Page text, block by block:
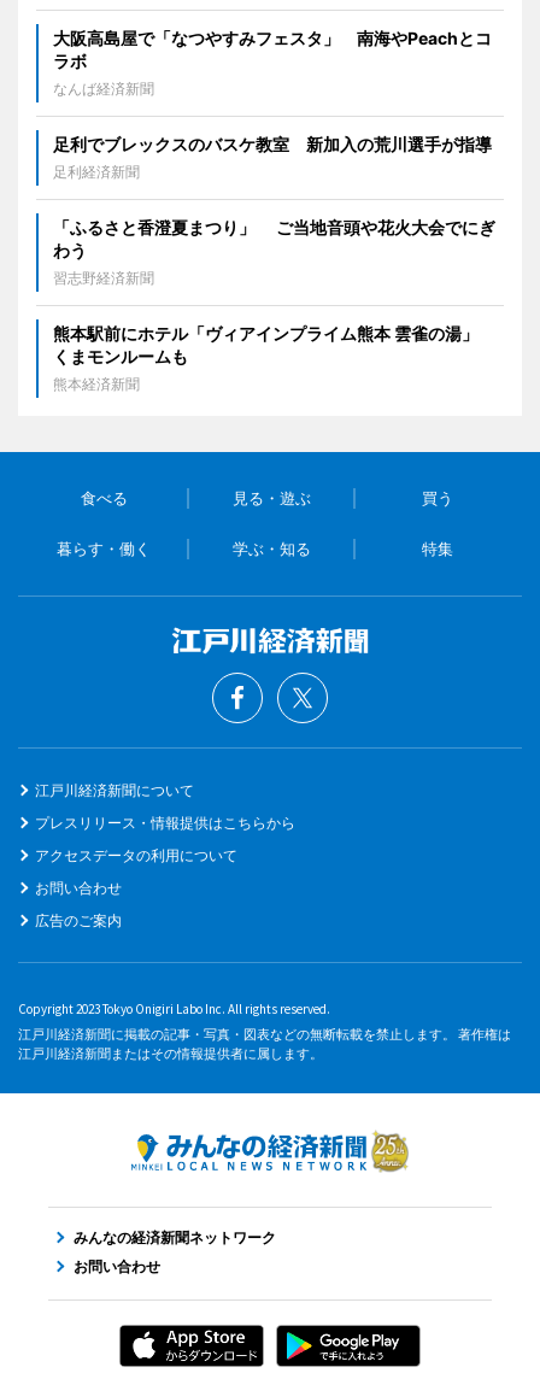
大阪高島屋で「なつやすみフェスタ」 南海やPeachとコ
ラボ
なんば経済新聞
足利でブレックスのバスケ教室 新加入の荒川選手が指導
足利経済新聞
「ふるさと香澄夏まつり」 ご当地音頭や花火大会でにぎ
わう
習志野経済新聞
熊本駅前にホテル「ヴィアインプライム熊本 雲雀の湯」
くまモンルームも
熊本経済新聞
食べる 見る・遊ぶ 買う
暮らす・働く 学ぶ・知る 特集
江戸川経済新聞について
プレスリリース・情報提供はこちらから
アクセスデータの利用について
お問い合わせ
広告のご案内
Copyright 2023 Tokyo Onigiri Labo Inc. All rights reserved.
江戸川経済新聞に掲載の記事・写真・図表などの無断転載を禁止します。 著作権は
江戸川経済新聞またはその情報提供者に属します。
みんなの経済新聞ネットワーク
お問い合わせ